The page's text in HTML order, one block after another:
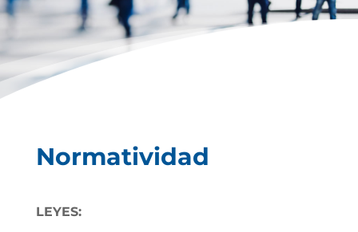
Normatividad
LEYES: